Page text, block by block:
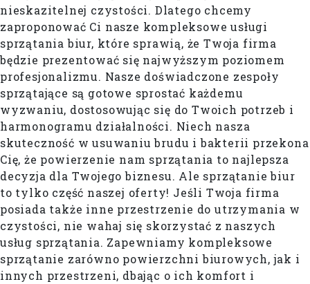
nieskazitelnej czystości. Dlatego chcemy
zaproponować Ci nasze kompleksowe usługi
sprzątania biur, które sprawią, że Twoja firma
będzie prezentować się najwyższym poziomem
profesjonalizmu. Nasze doświadczone zespoły
sprzątające są gotowe sprostać każdemu
wyzwaniu, dostosowując się do Twoich potrzeb i
harmonogramu działalności. Niech nasza
skuteczność w usuwaniu brudu i bakterii przekona
Cię, że powierzenie nam sprzątania to najlepsza
decyzja dla Twojego biznesu. Ale sprzątanie biur
to tylko część naszej oferty! Jeśli Twoja firma
posiada także inne przestrzenie do utrzymania w
czystości, nie wahaj się skorzystać z naszych
usług sprzątania. Zapewniamy kompleksowe
sprzątanie zarówno powierzchni biurowych, jak i
innych przestrzeni, dbając o ich komfort i